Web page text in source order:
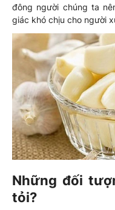
đông người chúng ta
giác khó chịu cho người
Những đối
tỏi?